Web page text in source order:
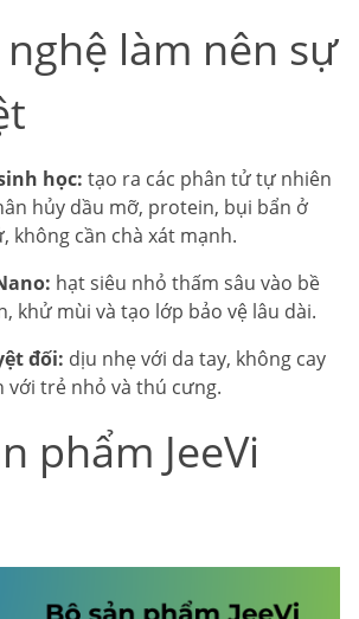
làm nên sự
học: tạo ra các phân tử tự nhiên
hủy dầu mỡ, protein, bụi bẩn ở
không cần chà xát mạnh.
hạt siêu nhỏ thấm sâu vào bề
khử mùi và tạo lớp bảo vệ lâu dài.
đối: dịu nhẹ với da tay, không cay
với trẻ nhỏ và thú cưng.
phẩm JeeVi